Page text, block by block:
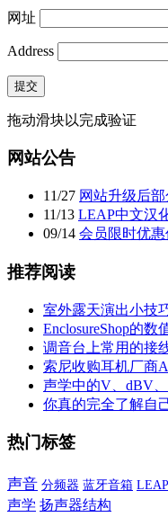
网址
Address
提交
拖动滑块以完成验证
网站公告
11/27 网站升级后
11/13 LEAP中文汉
09/14 会员限时优惠
推荐阅读
室外露天演出小技
EnclosureShop的数
调音台上常用的接
索尼收购耳机厂商
声学中的V、dBV
你真的完全了解自
热门标签
声音 分频器 蓝牙音箱
声学 扬声器结构